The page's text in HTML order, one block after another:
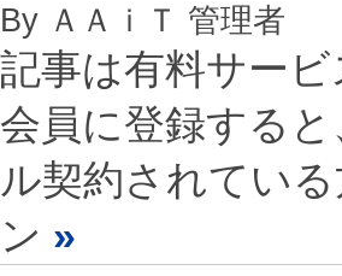
By ＡＡｉＴ 管理者
記事は有料サー
会員に登録する
ル契約されてい
ン »